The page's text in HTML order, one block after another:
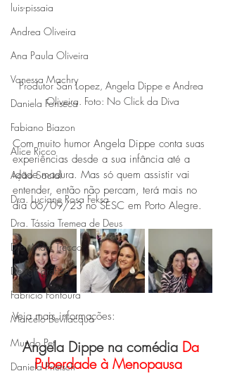
luis-pissaia
Andrea Oliveira
Ana Paula Oliveira
Vanessa Machry
Daniela Fonseca
Fabiano Biazon
Alice Ricco
Ação Social
Dra. Luciane Rosa Feksa
Dra. Tássia Tremea de Deus
Dra. Mairi Trecco
Design gráfico
Fabrício Fontoura
Marcelo Bevilacqua
Mundo Pet
Daniela Prietsch
Produtor San Lopez, Angela Dippe e Andrea
Oliveira. Foto: No Click da Diva
Com muito humor Angela Dippe conta suas
experiências desde a sua infância até a
idade madura. Mas só quem assistir vai
entender, então não percam, terá mais no
dia 06/09/23 no SESC em Porto Alegre.
Veja mais informações:
Angela Dippe na comédia Da
Puberdade à Menopausa